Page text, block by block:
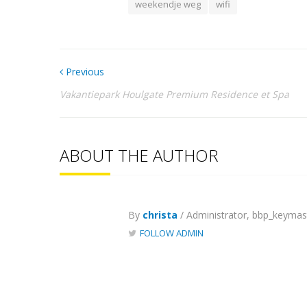
weekendje weg wifi
Previous
Vakantiepark Houlgate Premium Residence et Spa
ABOUT THE AUTHOR
By christa / Administrator,
FOLLOW ADMIN